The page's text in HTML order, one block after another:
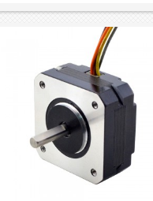
Temperaturen von bis zu 180 Grad
kann in 3D-Druckern eingesetzt.